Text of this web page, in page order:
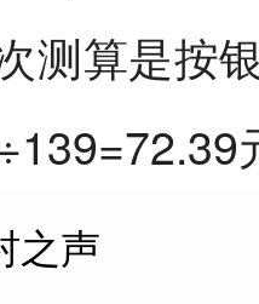
测算是按
之声